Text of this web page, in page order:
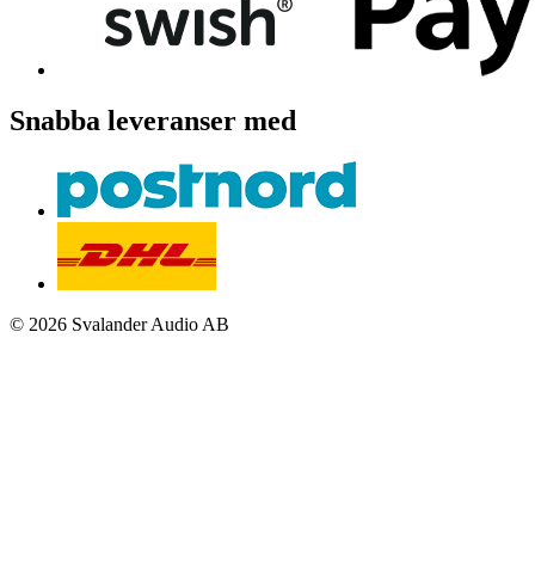
Snabba leveranser med
© 2026 Svalander Audio AB